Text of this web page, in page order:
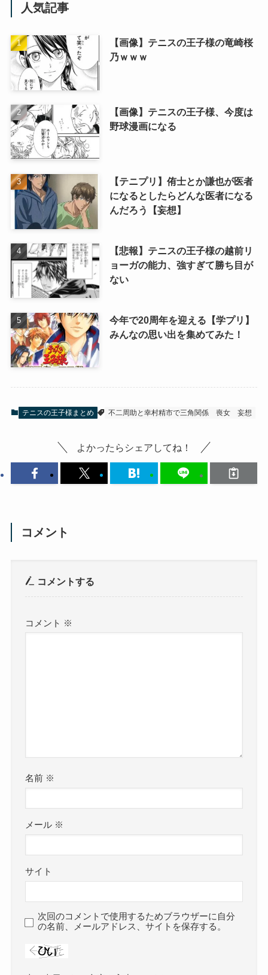
人気記事
【画像】テニスの王子様の竜崎桜
乃ｗｗｗ
【画像】テニスの王子様、今度は
野球漫画になる
【テニプリ】侑士とか謙也が医者
になるとしたらどんな医者になる
んだろう【妄想】
【悲報】テニスの王子様の越前リ
ョーガの能力、強すぎて勝ち目が
ない
今年で20周年を迎える【学プリ】
みんなの思い出を集めてみた！
テニスの王子様まとめ 不二周助と幸村精市で三角関係 喪女 妄想
よかったらシェアしてね！
コメント
コメントする
コメント ※
名前 ※
メール ※
サイト
次回のコメントで使用するためブラウザーに自分
の名前、メールアドレス、サイトを保存する。